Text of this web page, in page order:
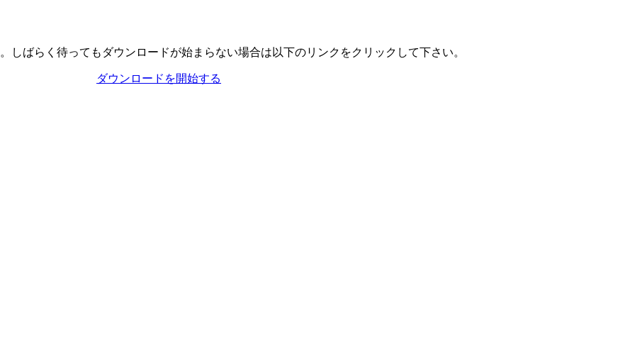
しばらく待ってもダウンロードが始まらない場合は以下のリンクをクリックして下さい。
ダウンロードを開始する